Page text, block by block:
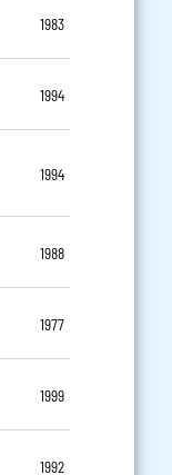
1983
1994
1994
1988
1977
1999
1992